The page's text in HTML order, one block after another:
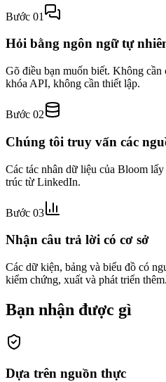
Bước 01
Hỏi bằng ngôn ngữ tự
Gõ điều bạn muốn biết. Không cần
khóa API, không cần thiết lập.
Bước 02
Chúng tôi truy vấn các
Các tác nhân dữ liệu của Bloom
trúc từ LinkedIn.
Bước 03
Nhận câu trả lời có cơ sở
Các dữ kiện, bảng và biểu đồ có
kiểm chứng, xuất và phát triển thêm.
Bạn nhận được gì
Dựa trên nguồn thực